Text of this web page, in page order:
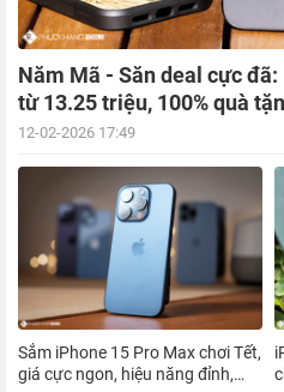
Năm Mã - Săn deal cực
từ 13.25 triệu, 100% quà
12-02-2026 17:49
Sắm iPhone 15 Pro Max chơi Tết,
giá cực ngon, hiệu năng đỉnh,